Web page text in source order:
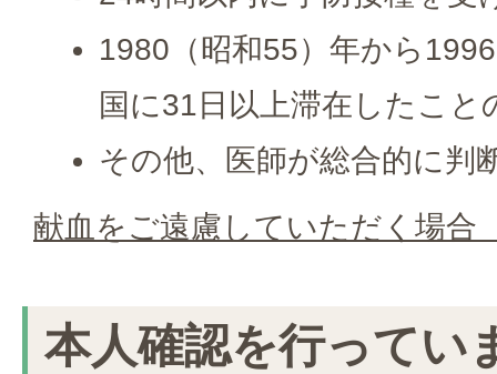
1980（昭和55）年から
国に31日以上滞在したこと
その他、医師が総合的に判
献血をご遠慮していただく場合
本人確認を行ってい